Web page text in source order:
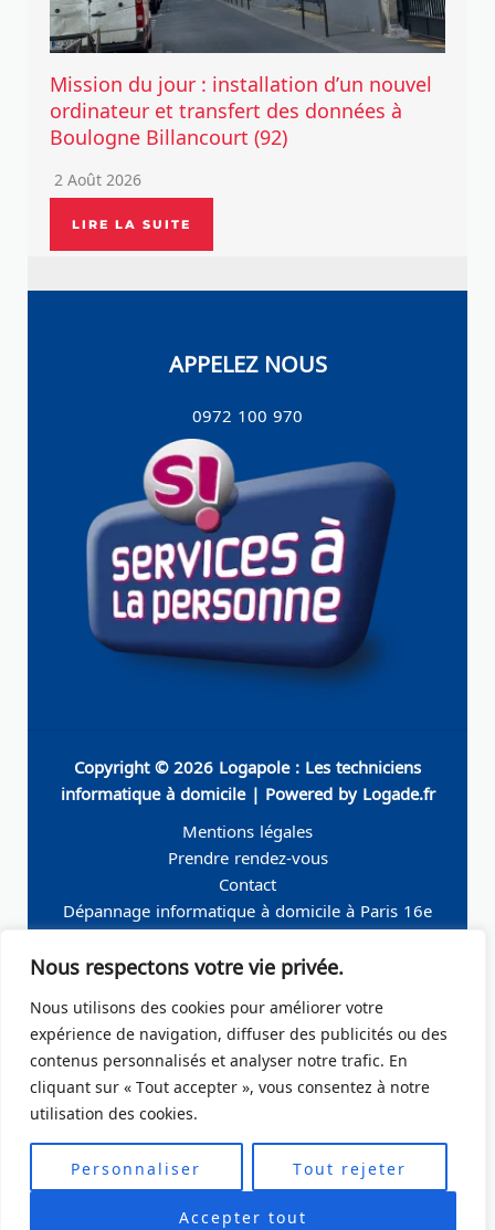
Nous respectons votre vie privée.
Nous utilisons des cookies pour améliorer votre
expérience de navigation, diffuser des publicités ou des
contenus personnalisés et analyser notre trafic. En
cliquant sur « Tout accepter », vous consentez à notre
utilisation des cookies.
Personnaliser Tout rejeter
Accepter tout
Mission du jour : installation d’un nouvel
ordinateur et transfert des données à
Boulogne Billancourt (92)
2 Août 2026
LIRE LA SUITE
APPELEZ NOUS
0972 100 970
Copyright © 2026 Logapole : Les techniciens
informatique à domicile | Powered by Logade.fr
Mentions légales
Prendre rendez-vous
Contact
Dépannage informatique à domicile à Paris 16e
Seine
Perret
Dépannage informatique à domicile à Paris 19e
Dépannage informatique à domicile à Paris 17e
Dépannage informatique à domicile – Boulogne-
Billancourt 92
Dépannage informatique à domicile à Paris Ile de
France